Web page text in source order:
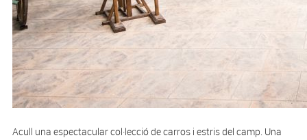
Acull una espectacular col·lecció de carros i estris del camp. Una